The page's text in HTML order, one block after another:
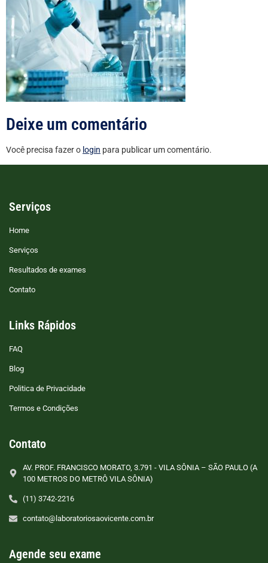
Deixe um comentário
Você precisa fazer o login para publicar um comentário.
Serviços
Home
Serviços
Resultados de exames
Contato
Links Rápidos
FAQ
Blog
Politica de Privacidade
Termos e Condições
Contato
AV. PROF. FRANCISCO MORATO, 3.791 - VILA SÔNIA – SÃO PAULO (A
100 METROS DO METRÔ VILA SÔNIA)
(11) 3742-2216
contato@laboratoriosaovicente.com.br
Agende seu exame